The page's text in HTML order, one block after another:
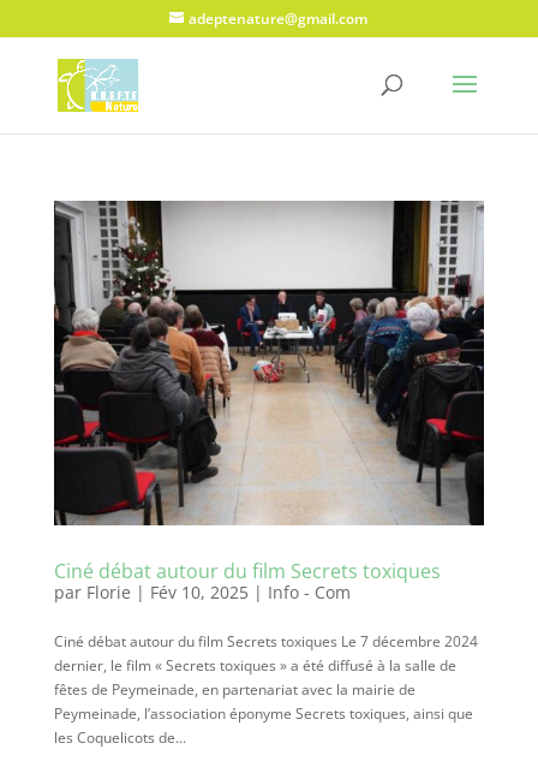
adeptenature@gmail.com
Ciné débat autour du film Secrets toxiques
par Florie | Fév 10, 2025| Info - Com
Ciné débat autour du film Secrets toxiques Le 7 décembre 2024
dernier, le film « Secrets toxiques » a été diffusé à la salle de
fêtes de Peymeinade, en partenariat avec la mairie de
Peymeinade, l’association éponyme Secrets toxiques, ainsi que
les Coquelicots de...